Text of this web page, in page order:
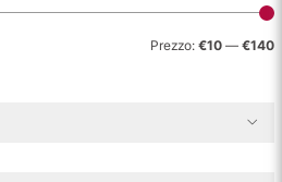
PP
Prezzo: €10— €140